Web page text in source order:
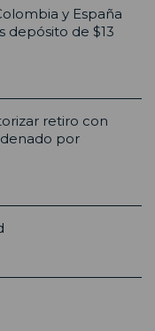
y España
depósito de $13
retiro con
por